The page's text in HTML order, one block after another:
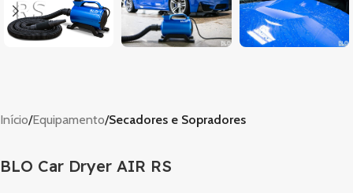
Início Equipamento Secadores e Sopradores
BLO Car Dryer AIR RS